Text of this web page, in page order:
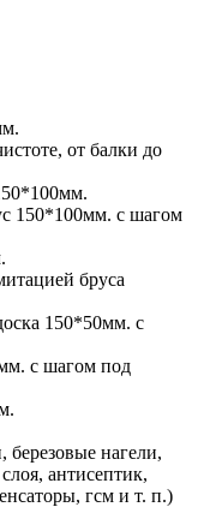
от балки до
150*100мм. с шагом
бруса
150*50мм. с
с шагом под
березовые нагели,
антисептик,
гсм и т. п.)